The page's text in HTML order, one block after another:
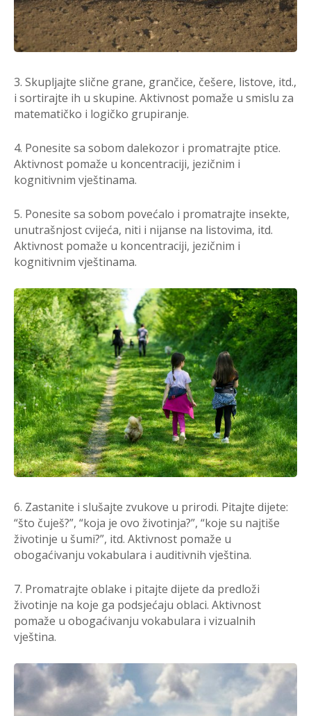
3. Skupljajte slične grane, grančice, češere, listove, itd.,
i sortirajte ih u skupine. Aktivnost pomaže u smislu za
matematičko i logičko grupiranje.
4. Ponesite sa sobom dalekozor i promatrajte ptice.
Aktivnost pomaže u koncentraciji, jezičnim i
kognitivnim vještinama.
5. Ponesite sa sobom povećalo i promatrajte insekte,
unutrašnjost cvijeća, niti i nijanse na listovima, itd.
Aktivnost pomaže u koncentraciji, jezičnim i
kognitivnim vještinama.
6. Zastanite i slušajte zvukove u prirodi. Pitajte dijete:
“što čuješ?”, “koja je ovo životinja?”, “koje su najtiše
životinje u šumi?”, itd. Aktivnost pomaže u
obogaćivanju vokabulara i auditivnih vještina.
7. Promatrajte oblake i pitajte dijete da predloži
životinje na koje ga podsjećaju oblaci. Aktivnost
pomaže u obogaćivanju vokabulara i vizualnih
vještina.